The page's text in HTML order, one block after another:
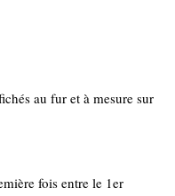
au fur et à mesure sur
fois entre le 1er